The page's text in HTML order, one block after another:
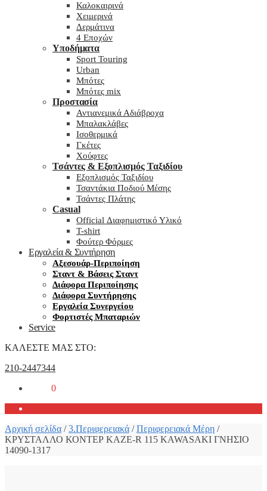
Καλοκαιρινά
Χειμερινά
Δερμάτινα
4 Εποχών
Υποδήματα
Sport Touring
Urban
Μπότες
Μπότες mix
Προστασία
Αντιανεμικά Αδιάβροχα
Μπαλακλάβες
Ισοθερμικά
Γκέτες
Χούφτες
Τσάντες & Εξοπλισμός Ταξιδίου
Εξοπλισμός Ταξιδίου
Τσαντάκια Ποδιού Μέσης
Τσάντες Πλάτης
Casual
Official Διαφημιστικό Υλικό
T-shirt
Φούτερ Φόρμες
Εργαλεία & Συντήρηση
Αξεσουάρ-Περιποίηση
Σταντ & Βάσεις Σταντ
Διάφορα Περιποίησης
Διάφορα Συντήρησης
Εργαλεία Συνεργείου
Φορτιστές Μπαταριών
Service
ΚΑΛΕΣΤΕ ΜΑΣ ΣΤΟ:
210-2447344
0
Αρχική σελίδα /3.Περιφερειακά /Περιφερειακά Μέρη /
ΚΡΥΣΤΑΛΛΟ ΚΟΝΤΕΡ KAZE-R 115 KAWASAKI ΓΝΗΣΙΟ
14090-1317